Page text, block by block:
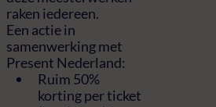
raken iedereen.
Een actie in
samenwerking met
Present Nederland:
Ruim 50%
korting per ticket